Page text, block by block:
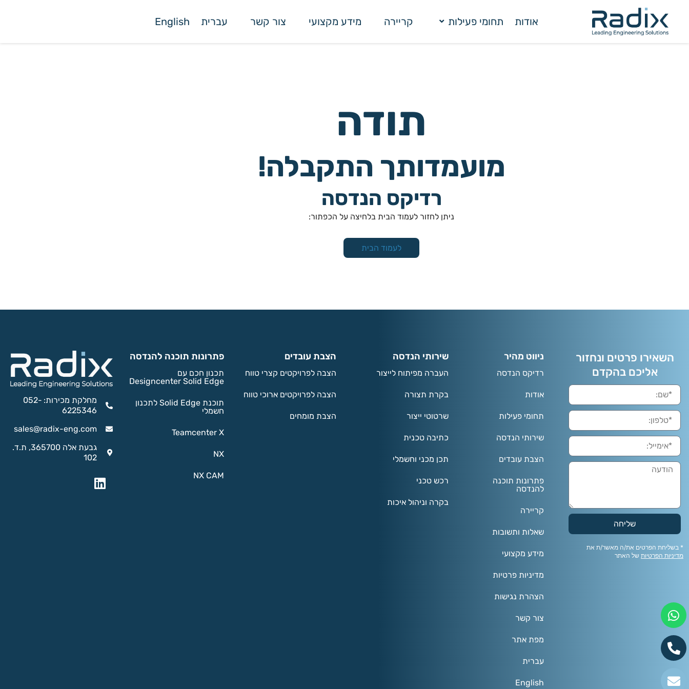
אודות תחומי פעילות קריירה מידע מקצועי צור קשר עברית English
תודה
מועמדותך התקבלה!
רדיקס הנדסה
ניתן לחזור לעמוד הבית בלחיצה על הכפתור:
לעמוד הבית
השאירו פרטים ונחזור
אליכם בהקדם
שליחה
* בשליחת הפרטים את/ה מאשר/ת את
מדיניות הפרטיות של האתר
ניווט מהיר
רדיקס הנדסה
אודות
תחומי פעילות
שירותי הנדסה
הצבת עובדים
פתרונות תוכנה
להנדסה
קריירה
שאלות ותשובות
מידע מקצועי
מדיניות פרטיות
הצהרת נגישות
צור קשר
מפת אתר
עברית
English
שירותי הנדסה
העברה מפיתוח לייצור
בקרת תצורה
שרטוטי ייצור
כתיבה טכנית
תכן מכני וחשמלי
רכש טכני
בקרה וניהול איכות
הצבת עובדים
הצבה לפרויקטים קצרי טווח
הצבה לפרויקטים ארוכי טווח
הצבת מומחים
פתרונות תוכנה להנדסה
תכנון חכם עם
Designcenter Solid Edge
תוכנת Solid Edge לתכנון
חשמלי
Teamcenter X
NX
NX CAM
מחלקת מכירות: 052-
6225346
sales@radix-eng.com
גבעת אלה 365700, ת.ד.
102